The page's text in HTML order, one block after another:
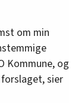
om min
Kommune, og
sier